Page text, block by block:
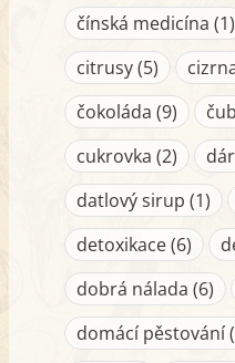
čínská medicína (1)
citrusy (5)
čokoláda (9)
cukrovka (2)
datlový sirup (1)
detoxikace (6)
dobrá nálada (6)
domácí pěstování